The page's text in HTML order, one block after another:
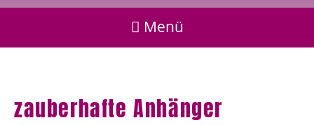
zauberhafte Anhänger